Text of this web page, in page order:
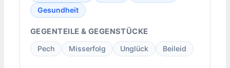
Gesundheit
GEGENTEILE & GEGENSTÜCKE
Pech Misserfolg Unglück Beileid